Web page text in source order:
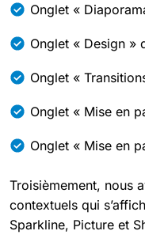
Onglet «
Onglet « Design »
Onglet «
Onglet « Mise en
Onglet « Mise en
Troisièmement, nous
contextuels qui
Sparkline, Picture et